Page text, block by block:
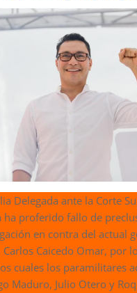
Delegada ante la Corte
ha proferido fallo de
en contra del actual
Carlos Caicedo Omar, por
cuales los paramilitares
Maduro, Julio Otero y